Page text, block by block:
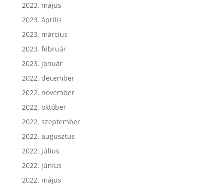
2023. május
2023. április
2023. március
2023. február
2023. január
2022. december
2022. november
2022. október
2022. szeptember
2022. augusztus
2022. július
2022. június
2022. május